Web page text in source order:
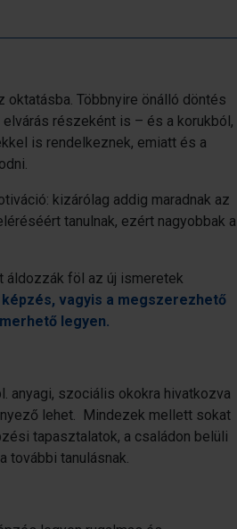
oktatásba. Többnyire önálló döntés
elvárás részeként is – és a korukból,
is rendelkeznek, emiatt és a
kizárólag addig maradnak az
tanulnak, ezért nagyobbak a
áldozzák föl az új ismeretek
vagyis a megszerezhető
legyen.
anyagi, szociális okokra hivatkozva
lehet. Mindezek mellett sokat
tapasztalatok, a családon belüli
további tanulásnak.